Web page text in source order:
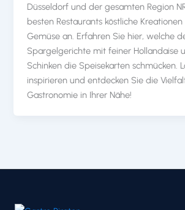
Düsseldorf und der gesamten Region
besten Restaurants köstliche
Gemüse an. Erfahren Sie hier, welche
Spargelgerichte mit feiner Hollandaise
Schinken die Speisekarten schmücken.
inspirieren und entdecken Sie die
Gastronomie in Ihrer Nähe!